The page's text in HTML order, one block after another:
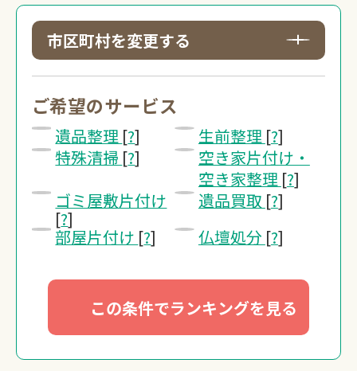
0120-20-
無料・24時間受付
Webで無料見積
お急ぎの方はこちら
市区町村を変更する
ご希望のサービス
遺品整理 [?] 生前整理 [?]
特殊清掃 [?]
空き家片付け・
空き家整理 [?]
ゴミ屋敷片付け
[?]
遺品買取 [?]
部屋片付け [?] 仏壇処分 [?]
この条件でランキングを見る